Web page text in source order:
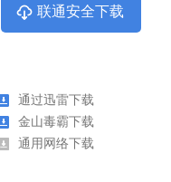
联通安全下载
通过迅雷下载
金山毒霸下载
通用网络下载